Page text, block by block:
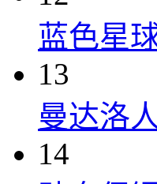
蓝色星
13
曼达洛
14